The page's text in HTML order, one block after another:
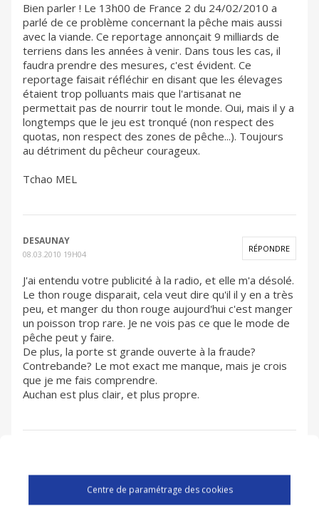
Bien parler ! Le 13h00 de France 2 du 24/02/2010 a
parlé de ce problème concernant la pêche mais aussi
avec la viande. Ce reportage annonçait 9 milliards de
terriens dans les années à venir. Dans tous les cas, il
faudra prendre des mesures, c'est évident. Ce
reportage faisait réfléchir en disant que les élevages
étaient trop polluants mais que l'artisanat ne
permettait pas de nourrir tout le monde. Oui, mais il y a
longtemps que le jeu est tronqué (non respect des
quotas, non respect des zones de pêche...). Toujours
au détriment du pêcheur courageux.
Tchao MEL
DESAUNAY
08.03.2010 19H04
RÉPONDRE
J'ai entendu votre publicité à la radio, et elle m'a désolé.
Le thon rouge disparait, cela veut dire qu'il il y en a très
peu, et manger du thon rouge aujourd'hui c'est manger
un poisson trop rare. Je ne vois pas ce que le mode de
pêche peut y faire.
De plus, la porte st grande ouverte à la fraude?
Contrebande? Le mot exact me manque, mais je crois
que je me fais comprendre.
Auchan est plus clair, et plus propre.
il faudrait en parler à des vrais pécjeurs que sont....
Centre de paramétrage des cookies